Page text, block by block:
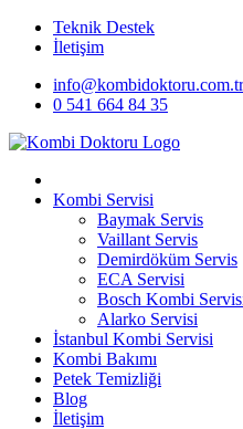
Teknik Destek
İletişim
info@kombidoktoru.com.tr
0 541 664 84 35
Kombi Servisi
Baymak Servis
Vaillant Servis
Demirdöküm Servis
ECA Servisi
Bosch Kombi
Alarko Servisi
İstanbul Kombi Servisi
Kombi Bakımı
Petek Temizliği
Blog
İletişim